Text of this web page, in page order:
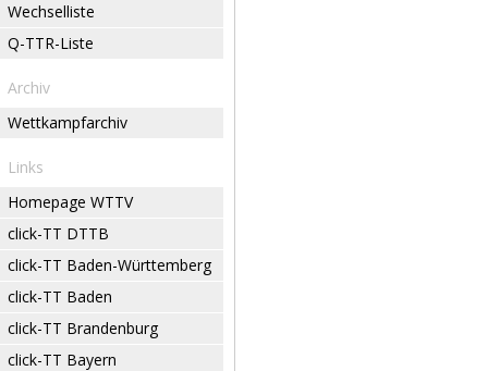
Wechselliste
Q-TTR-Liste
Archiv
Wettkampfarchiv
Links
Homepage WTTV
click-TT DTTB
click-TT Baden-Württemberg
click-TT Baden
click-TT Brandenburg
click-TT Bayern